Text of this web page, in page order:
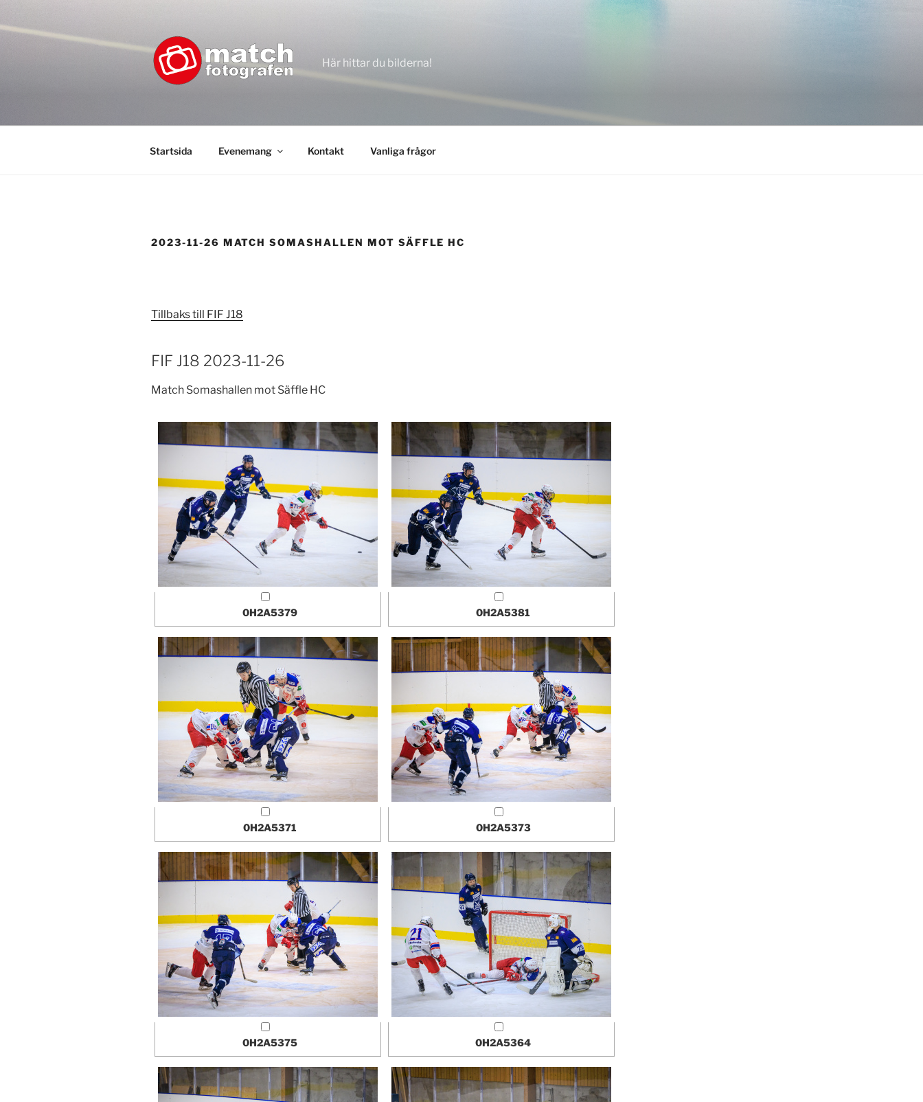
till
Här hittar du bilderna!
Startsida Evenemang Kontakt Vanliga frågor
2023-11-26 MATCH SOMASHALLEN MOT SÄFFLE HC
Tillbaks till FIF J18
FIF J18 2023-11-26
Match Somashallen mot Säffle HC
0H2A5379 0H2A5381
0H2A5371 0H2A5373
0H2A5375 0H2A5364